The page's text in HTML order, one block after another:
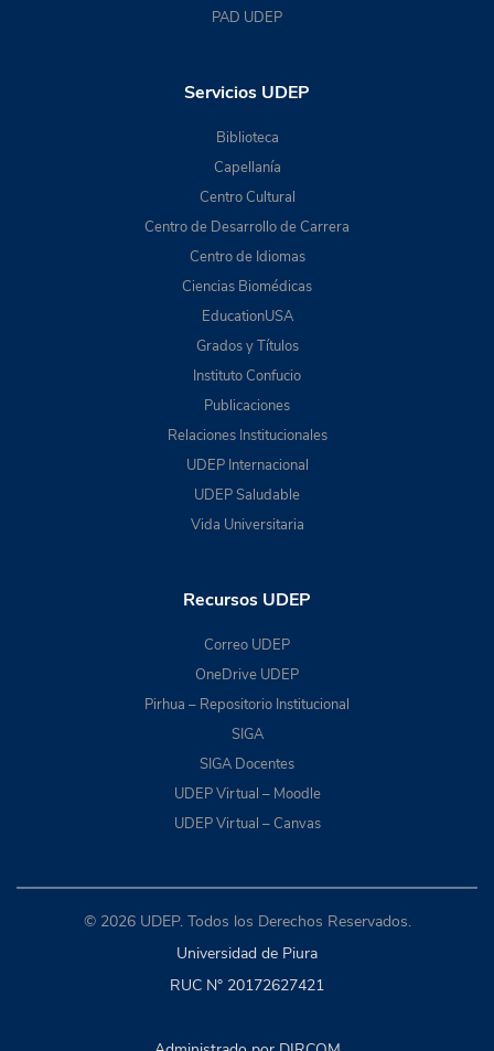
PAD UDEP
Servicios UDEP
Biblioteca
Capellanía
Centro Cultural
Centro de Desarrollo de Carrera
Centro de Idiomas
Ciencias Biomédicas
EducationUSA
Grados y Títulos
Instituto Confucio
Publicaciones
Relaciones Institucionales
UDEP Internacional
UDEP Saludable
Vida Universitaria
Recursos UDEP
Correo UDEP
OneDrive UDEP
Pirhua – Repositorio Institucional
SIGA
SIGA Docentes
UDEP Virtual – Moodle
UDEP Virtual – Canvas
© 2026 UDEP. Todos los Derechos Reservados.
Universidad de Piura
RUC N° 20172627421